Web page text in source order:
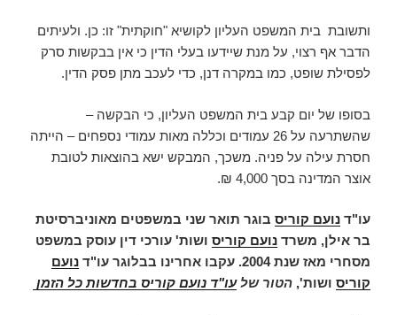
ותשובת בית המשפט העליון לקושיא "חוקתית" זו: כן. ולעיתים
הדבר אף רצוי, על מנת שיידעו בעלי הדין כי אין בבקשות סרק
לפסילת שופט, כמו במקרה דנן, כדי לעכב מתן פסק הדין.
בסופו של יום קבע בית המשפט העליון, כי הבקשה –
שהשתרעה על 26 עמודים וכללה מאות עמודי נספחים – הייתה
חסרת עילה על פניה. משכך, המבקש ישא בהוצאות לטובת
אוצר המדינה בסך 4,000 ₪.
עו"ד נועם קוריס בוגר תואר שני במשפטים מאוניברסיטת
בר אילן, משרד נועם קוריס ושות' עורכי דין עוסק במשפט
מסחרי מאז שנת 2004. עקבו אחרינו בבלוגר עו"ד
נועם
קוריס ושות', הטור שלעו"ד נועם קוריס בחדשות כל הזמן